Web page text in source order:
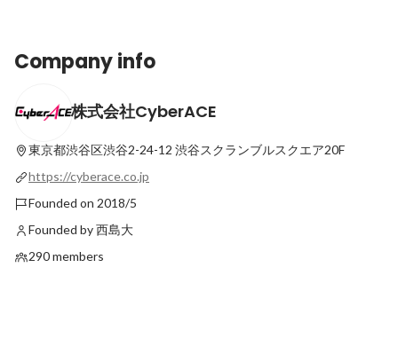
サイバーエース社員の1日～アカウントプ
Pinned Pinned
Company info
株式会社CyberACE
東京都渋谷区渋谷2-24-12 渋谷スクランブルスクエア20F
https://cyberace.co.jp
Founded on 2018/5
Founded by 西島大
290 members